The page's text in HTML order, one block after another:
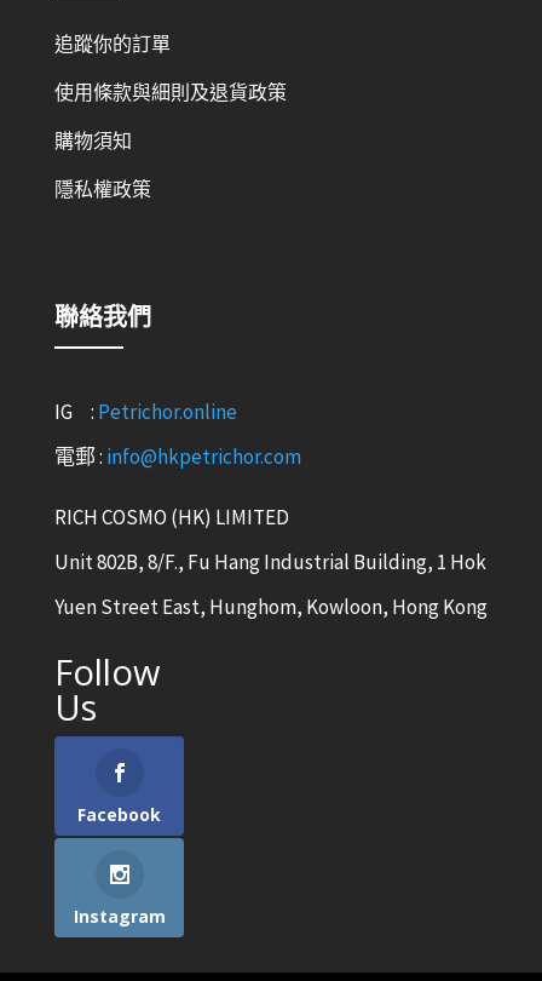
追蹤你的訂單
使用條款與細則及退貨政策
購物須知
隱私權政策
聯絡我們
IG : Petrichor.online
電郵 : info@hkpetrichor.com
RICH COSMO (HK) LIMITED
Unit 802B, 8/F., Fu Hang Industrial Building, 1 Hok
Yuen Street East, Hunghom, Kowloon, Hong Kong
Follow
Us
Facebook
Instagram